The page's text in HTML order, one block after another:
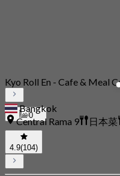
0
Kyo Roll En - Cafe & Meal
Bangkok
Central Rama 9
日本菜
4.9(104)